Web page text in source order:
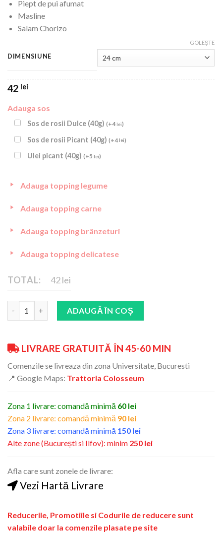
Piept de pui afumat
Masline
Salam Chorizo
DIMENSIUNE
GOLEȘTE
42 lei
Adauga sos
Sos de rosii Dulce (40g) (+4 lei)
Sos de rosii Picant (40g) (+4 lei)
Ulei picant (40g) (+5 lei)
Adauga topping legume
Adauga topping carne
Adauga topping brânzeturi
Adauga topping delicatese
TOTAL: 42 lei
ADAUGĂ ÎN COȘ
LIVRARE GRATUITĂ ÎN 45-60 MIN
Comenzile se livreaza din zona Universitate, Bucuresti
📍 Google Maps: Trattoria Colosseum
Zona 1 livrare: comandă minimă 60 lei
Zona 2 livrare: comandă minimă 90 lei
Zona 3 livrare: comandă minimă 150 lei
Alte zone (București si Ilfov): minim 250 lei
Afla care sunt zonele de livrare:
Vezi Hartă Livrare
Reducerile, Promotiile si Codurile de reducere sunt
valabile doar la comenzile plasate pe site